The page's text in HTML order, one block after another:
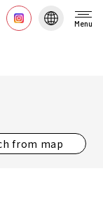
Menu
from map